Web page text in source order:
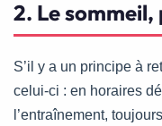
2. Le
S’il y a un principe à
celui-ci : en horaires
l’entraînement,